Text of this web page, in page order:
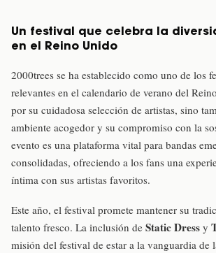
Un festival que celebra la
en el Reino Unido
2000trees se ha establecido como uno de los
relevantes en el calendario de verano del
por su cuidadosa selección de artistas, sino
ambiente acogedor y su compromiso con la
evento es una plataforma vital para bandas
consolidadas, ofreciendo a los fans una
íntima con sus artistas favoritos.
Este año, el festival promete mantener su
talento fresco. La inclusión de Static Dress y
misión del festival de estar a la vanguardia de